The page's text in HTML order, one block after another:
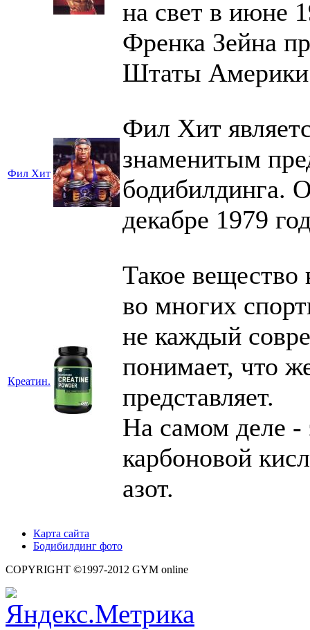
на свет в июне
Френка Зейна
Штаты
Фил Хит
Фил Хит
знаменитым
бодибилдинга.
декабре 1979
Креатин.
Такое вещество
во многих
не каждый
понимает, что
представляет.
На самом деле -
карбоновой
азот.
Карта сайта
Бодибилдинг фото
COPYRIGHT ©1997-2012 GYM online